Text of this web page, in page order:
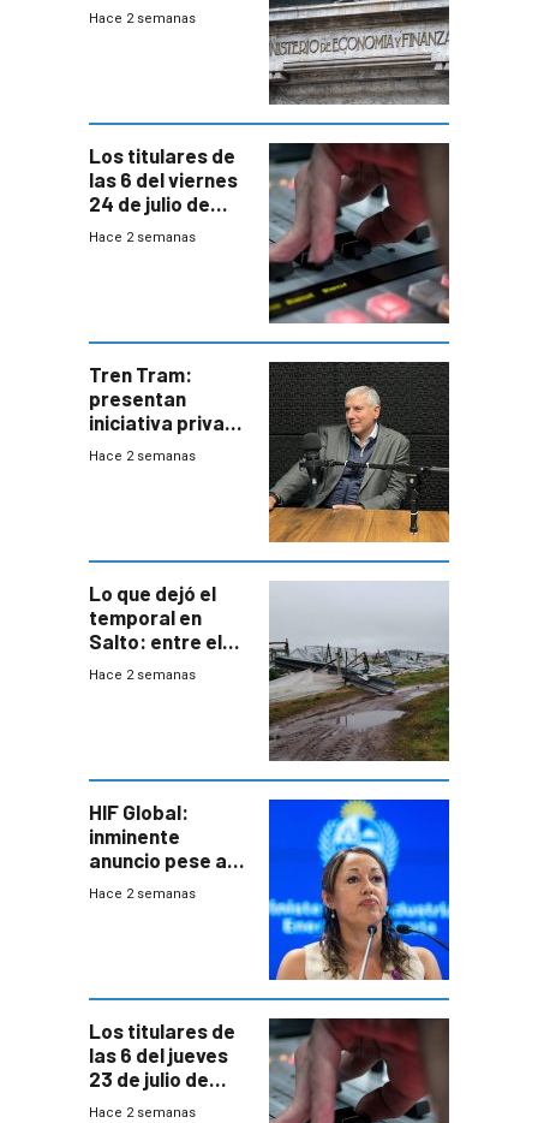
EE.UU se verán
Hace 2 semanas
Los titulares de
las 6 del viernes
24 de julio de
2026
Hace 2 semanas
Tren Tram:
presentan
iniciativa privada
para una red de
Hace 2 semanas
Lo que dejó el
temporal en
Salto: entre el
impacto
Hace 2 semanas
HIF Global:
inminente
anuncio pese a
declaración de
gobierno
Hace 2 semanas
Los titulares de
las 6 del jueves
23 de julio de
2026
Hace 2 semanas